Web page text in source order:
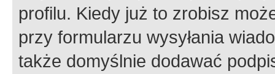
profilu. Kiedy już to zrobisz
przy formularzu wysyłania
także domyślnie dodawać